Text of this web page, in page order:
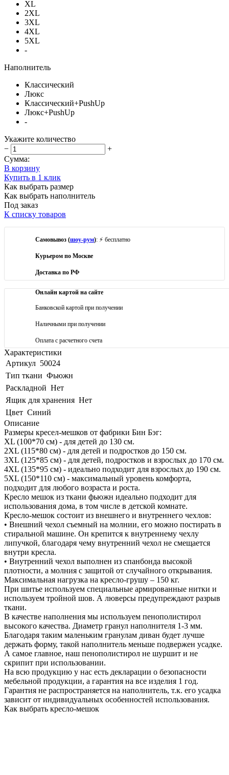
XL
2XL
3XL
4XL
5XL
-
Наполнитель
Классический
Люкс
Классический+PushUp
Люкс+PushUp
-
Укажите количество
−
+
Сумма:
В корзину
Купить в 1 клик
Как выбрать размер
Как выбрать наполнитель
Под заказ
К списку товаров
Самовывоз (шоу-рум): ⚡ бесплатно
Курьером по Москве
Доставка по РФ
Онлайн картой на сайте
Банковской картой при получении
Наличными при получении
Оплата с расчетного счета
Характеристики
Артикул 50024
Тип ткани Фьюжн
Раскладной Нет
Ящик для хранения Нет
Цвет Синий
Описание
Размеры кресел-мешков от фабрики Бин Бэг:
XL (100*70 см) - для детей до 130 см.
2XL (115*80 см) - для детей и подростков до 150 см.
3XL (125*85 см) - для детей, подростков и взрослых до 170 см.
4XL (135*95 см) - идеально подходит для взрослых до 190 см.
5XL (150*110 см) - максимальный уровень комфорта,
подходит для любого возраста и роста.
Кресло мешок из ткани фьюжн идеально подходит для
использования дома, в том числе в детской комнате.
Кресло-мешок состоит из внешнего и внутреннего чехлов:
• Внешний чехол съемный на молнии, его можно постирать в
стиральной машине. Он крепится к внутреннему чехлу
липучкой, благодаря чему внутренний чехол не смещается
внутри кресла.
• Внутренний чехол выполнен из спанбонда высокой
плотности, а молния с защитой от случайного открывания.
Максимальная нагрузка на кресло-грушу – 150 кг.
При шитье используем специальные армированные нитки и
используем тройной шов. А люверсы предупреждают разрыв
ткани.
В качестве наполнения мы используем пенополистирол
высокого качества. Диаметр гранул наполнителя 1-3 мм.
Благодаря таким маленьким гранулам диван будет лучше
держать форму, такой наполнитель меньше подвержен усадке.
А самое главное, наш пенополистирол не шуршит и не
скрипит при использовании.
На всю продукцию у нас есть декларации о безопасности
мебельной продукции, а гарантия на все изделия 1 год.
Гарантия не распространяется на наполнитель, т.к. его усадка
зависит от индивидуальных особенностей использования.
Как выбрать кресло-мешок